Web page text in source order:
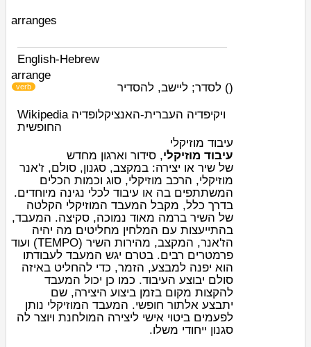
arranges
English-Hebrew
arrange
(
verb ) לסדר; ליישב, להסדיר
Wikipedia ויקיפדיה העברית-האנציקלופדיה
החופשית
עיבוד מוזיקלי
עיבוד מוזיקלי, סידור וארגון מחדש
של שיר או יצירה: במקצב, סגנון, סולם, ז'אנר
מוזיקלי, הרכב מוזיקלי, סוג וכמות הכלים
המשתתפים בה או עיבוד לכלי נגינה מיוחדים.
בדרך כלל, מקבל המעבד המוזיקלי הקלטה
של השיר ברמה מאוד נמוכה, סקיצה. המעבד,
בהתייעצות עם המלחין מחליטים מה יהיה
הז'אנר, המקצב, מהירות השיר (TEMPO) ועוד
פרמטרים רבים. בטרם יגש המעבד לעבודתו
הוא יפנה למבצע, הזמר, כדי להחליט באיזה
סולם יבוצע העיבוד. כמו כן יכול המעבד
להקצות מקום בזמן ביצוע היצירה, שם
יתבצע אלתור חופשי. המעבד המוזיקלי נותן
לפעמים ביטוי אישי ליצירה המולחנת ויוצר לה
סגנון ייחודי משלו.